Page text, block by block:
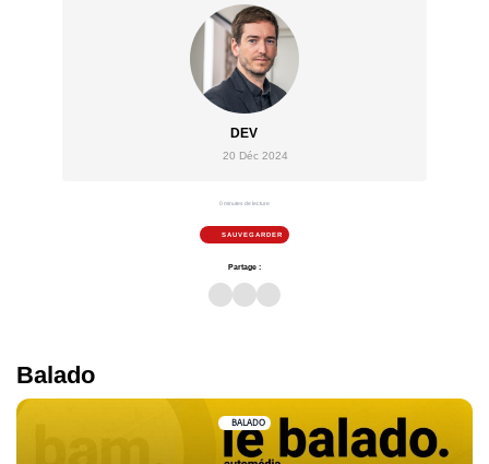
DEV
20 Déc 2024
0 minutes de lecture
SAUVEGARDER
Partage :
Balado
BALADO